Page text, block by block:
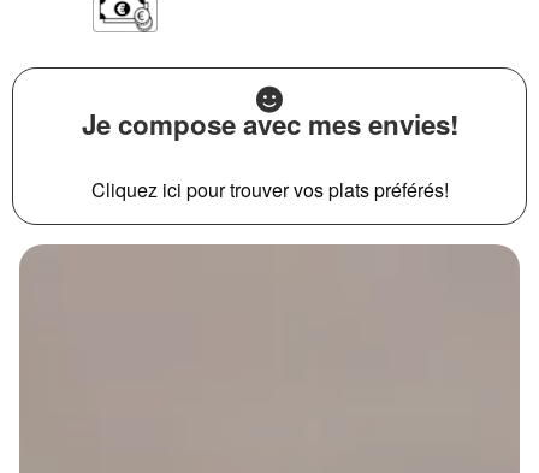
Je compose avec mes envies!
Cliquez ici pour trouver vos plats préférés!